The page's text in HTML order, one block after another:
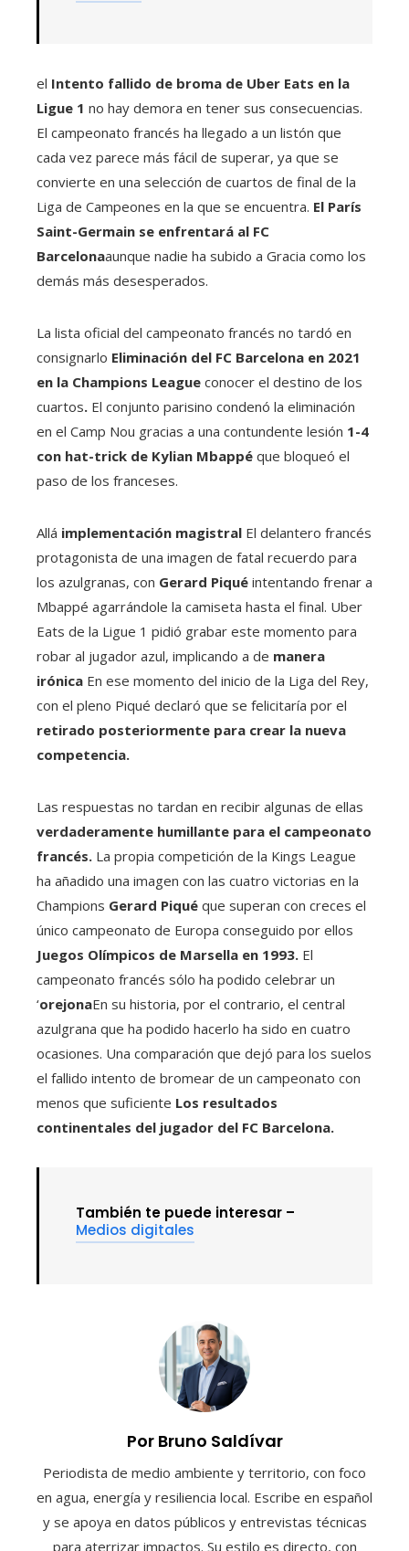
el Intento fallido de broma de Uber Eats en la
Ligue 1 no hay demora en tener sus consecuencias.
El campeonato francés ha llegado a un listón que
cada vez parece más fácil de superar, ya que se
convierte en una selección de cuartos de final de la
Liga de Campeones en la que se encuentra. El París
Saint-Germain se enfrentará al FC
Barcelonaaunque nadie ha subido a Gracia como los
demás más desesperados.
La lista oficial del campeonato francés no tardó en
consignarlo Eliminación del FC Barcelona en 2021
en la Champions League conocer el destino de los
cuartos. El conjunto parisino condenó la eliminación
en el Camp Nou gracias a una contundente lesión 1-4
con hat-trick de Kylian Mbappé que bloqueó el
paso de los franceses.
Allá implementación magistral El delantero francés
protagonista de una imagen de fatal recuerdo para
los azulgranas, con Gerard Piqué intentando frenar a
Mbappé agarrándole la camiseta hasta el final. Uber
Eats de la Ligue 1 pidió grabar este momento para
robar al jugador azul, implicando a de manera
irónica En ese momento del inicio de la Liga del Rey,
con el pleno Piqué declaró que se felicitaría por el
retirado posteriormente para crear la nueva
competencia.
Las respuestas no tardan en recibir algunas de ellas
verdaderamente humillante para el campeonato
francés. La propia competición de la Kings League
ha añadido una imagen con las cuatro victorias en la
Champions Gerard Piqué que superan con creces el
único campeonato de Europa conseguido por ellos
Juegos Olímpicos de Marsella en 1993. El
campeonato francés sólo ha podido celebrar un
‘orejonaEn su historia, por el contrario, el central
azulgrana que ha podido hacerlo ha sido en cuatro
ocasiones. Una comparación que dejó para los suelos
el fallido intento de bromear de un campeonato con
menos que suficiente Los resultados
continentales del jugador del FC Barcelona.
También te puede interesar –
Medios digitales
Por Bruno Saldívar
Periodista de medio ambiente y territorio, con foco
en agua, energía y resiliencia local. Escribe en español
y se apoya en datos públicos y entrevistas técnicas
para aterrizar impactos. Su estilo es directo, con